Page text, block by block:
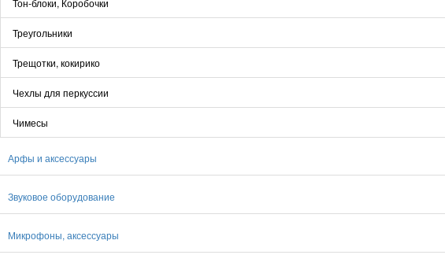
Тон-блоки, Коробочки
Треугольники
Трещотки, кокирико
Чехлы для перкуссии
Чимесы
Арфы и аксессуары
Звуковое оборудование
Микрофоны, аксессуары